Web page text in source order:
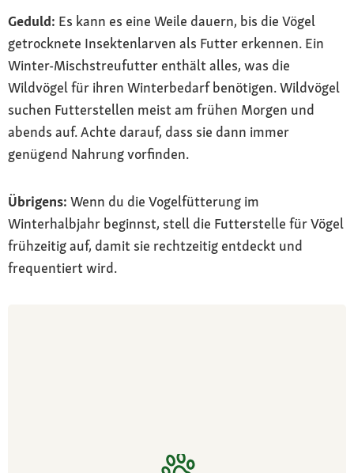
Geduld: Es kann es eine Weile dauern, bis die Vögel
getrocknete Insektenlarven als Futter erkennen. Ein
Winter-Mischstreufutter enthält alles, was die
Wildvögel für ihren Winterbedarf benötigen. Wildvögel
suchen Futterstellen meist am frühen Morgen und
abends auf. Achte darauf, dass sie dann immer
genügend Nahrung vorfinden.
Übrigens: Wenn du die Vogelfütterung im
Winterhalbjahr beginnst, stell die Futterstelle für Vögel
frühzeitig auf, damit sie rechtzeitig entdeckt und
frequentiert wird.